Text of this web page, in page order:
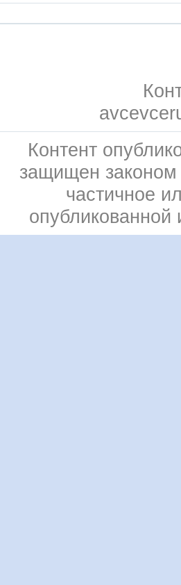
Контент
защищен
частичное